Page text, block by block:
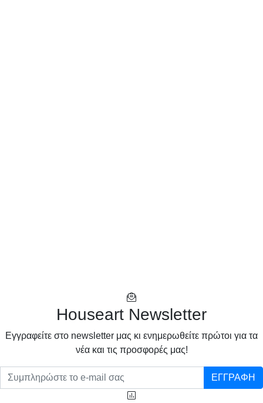
Houseart Newsletter
Eγγραφείτε στο newsletter μας κι ενημερωθείτε πρώτοι για τα
νέα και τις προσφορές μας!
ΕΓΓΡΑΦΗ